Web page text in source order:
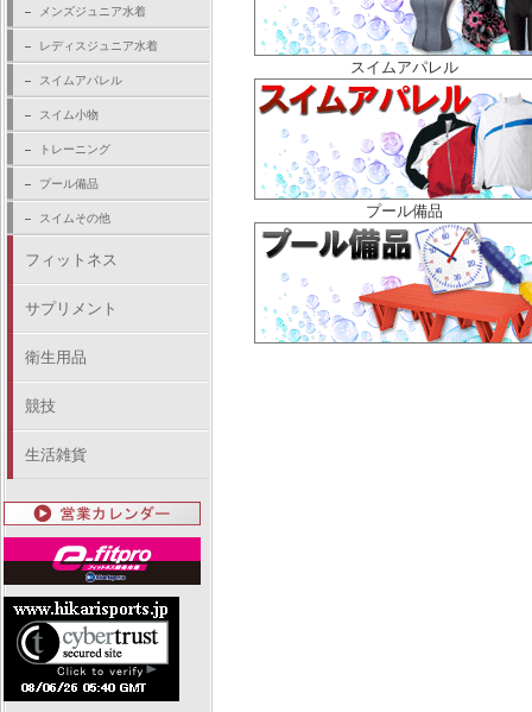
メンズジュニア水着
レディスジュニア水着
スイムアパレル
スイム小物
トレーニング
プール備品
スイムその他
フィットネス
サプリメント
衛生用品
競技
生活雑貨
スイムアパレル
プール備品